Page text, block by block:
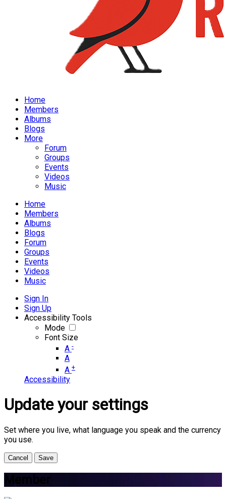
Home
Members
Albums
Blogs
More
Forum
Groups
Events
Videos
Music
Home
Members
Albums
Blogs
Forum
Groups
Events
Videos
Music
Sign In
Sign Up
Accessibility Tools
Mode
Font Size
A -
A
A +
Accessibility
Update your settings
Set where you live, what language you speak and the currency
you use.
Cancel Save
Member